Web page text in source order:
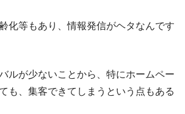
化等もあり、情報発信がヘタなんです
ルが少ないことから、特にホームペー
も、集客できてしまうという点もある